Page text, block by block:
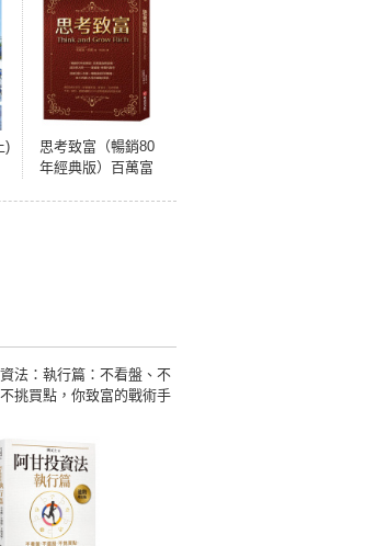
)
思考致富（暢銷80
年經典版）百萬富
法：執行篇：不看盤、不
挑買點，你致富的戰術手